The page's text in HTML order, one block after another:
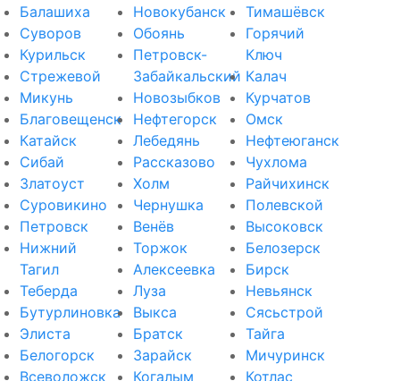
Балашиха
Суворов
Курильск
Стрежевой
Микунь
Благовещенск
Катайск
Сибай
Златоуст
Суровикино
Петровск
Нижний
Тагил
Теберда
Бутурлиновка
Элиста
Белогорск
Всеволожск
Новокубанск
Обоянь
Петровск-
Забайкальский
Новозыбков
Нефтегорск
Лебедянь
Рассказово
Холм
Чернушка
Венёв
Торжок
Алексеевка
Луза
Выкса
Братск
Зарайск
Когалым
Тимашёвск
Горячий
Ключ
Калач
Курчатов
Омск
Нефтеюганск
Чухлома
Райчихинск
Полевской
Высоковск
Белозерск
Бирск
Невьянск
Сясьстрой
Тайга
Мичуринск
Котлас